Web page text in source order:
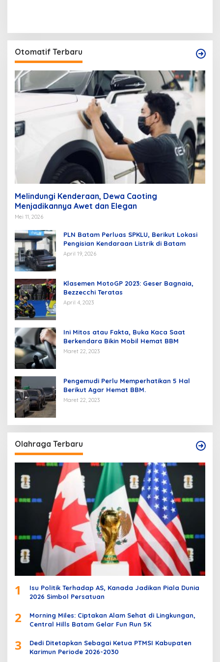
Otomatif Terbaru
Melindungi Kenderaan, Dewa Caoting
Menjadikannya Awet dan Elegan
Mei 11, 2026
PLN Batam Perluas SPKLU, Berikut Lokasi
Pengisian Kendaraan Listrik di Batam
April 19, 2026
Klasemen MotoGP 2023: Geser Bagnaia,
Bezzecchi Teratas
April 4, 2023
Ini Mitos atau Fakta, Buka Kaca Saat
Berkendara Bikin Mobil Hemat BBM
Maret 22, 2023
Pengemudi Perlu Memperhatikan 5 Hal
Berikut Agar Hemat BBM.
Maret 22, 2023
Olahraga Terbaru
1
Isu Politik Terhadap AS, Kanada Jadikan Piala Dunia
2026 Simbol Persatuan
2
Morning Miles: Ciptakan Alam Sehat di Lingkungan,
Central Hills Batam Gelar Fun Run 5K
3
Dedi Ditetapkan Sebagai Ketua PTMSI Kabupaten
Karimun Periode 2026-2030